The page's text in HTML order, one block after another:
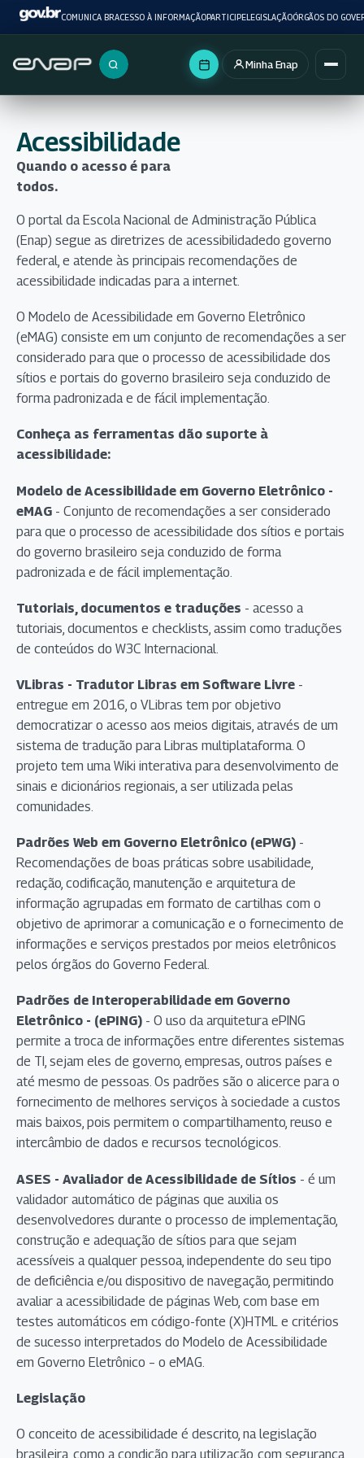
COMUNICA BRACESSO À INFORMAÇÃOPARTICIPELEGISLAÇÃOÓRGÃOS DO
Buscar no portal
Minha Enap
Acessibilidade
Quando o acesso é para
todos.
O portal da Escola Nacional de Administração Pública
(Enap) segue as diretrizes de acessibilidadedo governo
federal, e atende às principais recomendações de
acessibilidade indicadas para a internet.
O Modelo de Acessibilidade em Governo Eletrônico
(eMAG) consiste em um conjunto de recomendações a ser
considerado para que o processo de acessibilidade dos
sítios e portais do governo brasileiro seja conduzido de
forma padronizada e de fácil implementação.
Conheça as ferramentas dão suporte à
acessibilidade:
Modelo de Acessibilidade em Governo Eletrônico -
eMAG - Conjunto de recomendações a ser considerado
para que o processo de acessibilidade dos sítios e portais
do governo brasileiro seja conduzido de forma
padronizada e de fácil implementação.
Tutoriais, documentos e traduções - acesso a
tutoriais, documentos e checklists, assim como traduções
de conteúdos do W3C Internacional.
VLibras - Tradutor Libras em Software Livre -
entregue em 2016, o VLibras tem por objetivo
democratizar o acesso aos meios digitais, através de um
sistema de tradução para Libras multiplataforma. O
projeto tem uma Wiki interativa para desenvolvimento de
sinais e dicionários regionais, a ser utilizada pelas
comunidades.
Padrões Web em Governo Eletrônico (ePWG) -
Recomendações de boas práticas sobre usabilidade,
redação, codificação, manutenção e arquitetura de
informação agrupadas em formato de cartilhas com o
objetivo de aprimorar a comunicação e o fornecimento de
informações e serviços prestados por meios eletrônicos
pelos órgãos do Governo Federal.
Padrões de Interoperabilidade em Governo
Eletrônico - (ePING) - O uso da arquitetura ePING
permite a troca de informações entre diferentes sistemas
de TI, sejam eles de governo, empresas, outros países e
até mesmo de pessoas. Os padrões são o alicerce para o
fornecimento de melhores serviços à sociedade a custos
mais baixos, pois permitem o compartilhamento, reuso e
intercâmbio de dados e recursos tecnológicos.
ASES - Avaliador de Acessibilidade de Sítios - é um
validador automático de páginas que auxilia os
desenvolvedores durante o processo de implementação,
construção e adequação de sítios para que sejam
acessíveis a qualquer pessoa, independente do seu tipo
de deficiência e/ou dispositivo de navegação, permitindo
avaliar a acessibilidade de páginas Web, com base em
testes automáticos em código-fonte (X)HTML e critérios
de sucesso interpretados do Modelo de Acessibilidade
em Governo Eletrônico – o eMAG.
Legislação
O conceito de acessibilidade é descrito, na legislação
brasileira, como a condição para utilização, com segurança